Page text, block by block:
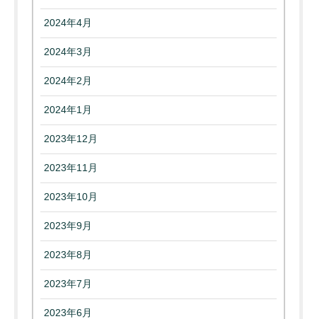
2024年4月
2024年3月
2024年2月
2024年1月
2023年12月
2023年11月
2023年10月
2023年9月
2023年8月
2023年7月
2023年6月